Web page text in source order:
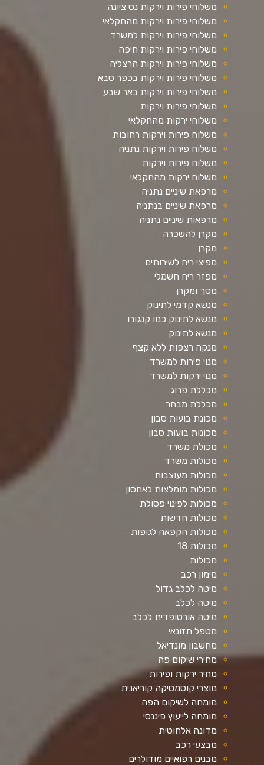
משלוחי פירות וירקות נס ציונה
משלוחי פירות וירקות מהחקלאי
משלוחי פירות וירקות למשרד
משלוחי פירות וירקות חיפה
משלוחי פירות וירקות הרצליה
משלוחי פירות וירקות בכפר סבא
משלוחי פירות וירקות באר שבע
משלוחי פירות וירקות
משלוחי ירקות מהחקלאי
משלוח פירות וירקות רחובות
משלוח פירות וירקות נתניה
משלוח פירות וירקות
משלוח ירקות מהחקלאי
מרפאת שיניים נתניה
מרפאת שיניים בנתניה
מרפאות שיניים נתניה
מקרן להשכרה
מקרן
מפיצי ריח לשירותים
מפזר ריח חשמלי
מסך ומקרן
מנשא קדמי לתינוק
מנשא לתינוק כמו קנגורו
מנשא לתינוק
מנקה רצפות ללא קצף
מנוי פירות למשרד
מנוי ירקות למשרד
מכללת פרוג
מכללת מבחר
מכונת בועות סבון
מכונות בועות סבון
מכולת משרד
מכולות משרד
מכולות מעוצבות
מכולות מומלצות לאחסון
מכולות לפינוי פסולת
מכולות חדשות
מכולות הקפאה לגופות
מכולות 18
מכולות
מימון רכב
מיטה לכלב גדול
מיטה לכלב
מיטה אורטופדית לכלב
מטפל תזונאי
מחשבון מונדיאל
מחירי שיקום פה
מחיר ירקות ופירות
מוצרי קוסמטיקה קוריאנית
מומחה לשיקום הפה
מומחה לייעוץ פיננסי
מדונה אלחוטית
מבצעי רכב
מבנים רפואיים מודולרים